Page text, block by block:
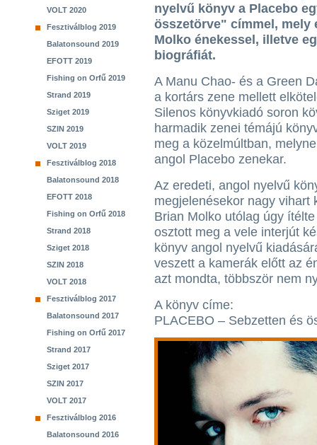
VOLT 2020
Fesztiválblog 2019
Balatonsound 2019
EFOTT 2019
Fishing on Orfű 2019
Strand 2019
Sziget 2019
SZIN 2019
VOLT 2019
Fesztiválblog 2018
Balatonsound 2018
EFOTT 2018
Fishing on Orfű 2018
Strand 2018
Sziget 2018
SZIN 2018
VOLT 2018
Fesztiválblog 2017
Balatonsound 2017
Fishing on Orfű 2017
Strand 2017
Sziget 2017
SZIN 2017
VOLT 2017
Fesztiválblog 2016
Balatonsound 2016
nyelvű könyv a Placebo
összetörve" címmel, mely
Molko énekessel, illetve
biográfiát.
A Manu Chao- és a Green
a kortárs zene mellett
Silenos könyvkiadó soron
harmadik zenei témájú
meg a közelmúltban,
angol Placebo zenekar.
Az eredeti, angol nyelvű
megjelenésekor nagy vihart
Brian Molko utólag úgy
osztott meg a vele interjút
könyv angol nyelvű
veszett a kamerák előtt az
azt mondta, többször nem
A könyv címe:
PLACEBO – Sebzetten és